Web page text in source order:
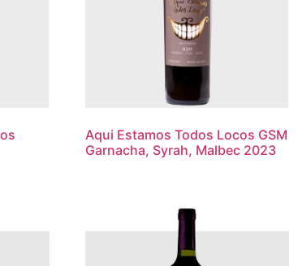
Aqui Estamos Todos Locos GSM
Garnacha, Syrah, Malbec 2023